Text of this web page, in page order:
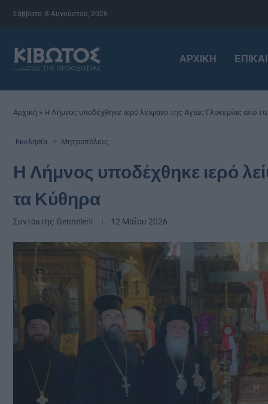
Σάββατο, 8 Αυγούστου, 2026
ΑΡΧΙΚΉ
Αρχική » Η Λήμνος υποδέχθηκε ιερό λείψανο της Αγίας Γλυκερίας από
Εκκλησία Μητροπόλεις
Η Λήμνος υποδέχθηκε ιερό
τα Κύθηρα
Συντάκτης Genneleni 12 Μαΐου 2026